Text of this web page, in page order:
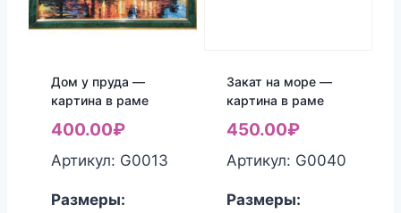
Дом у пруда —
картина в раме
400.00₽
Артикул: G0013
Размеры:
Закат на море —
картина в раме
450.00₽
Артикул: G0040
Размеры: